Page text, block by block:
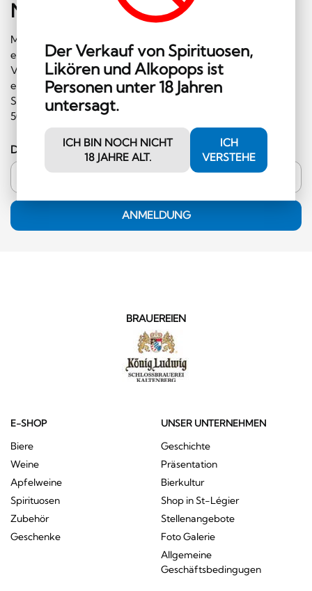
Der Verkauf von Spirituosen,
Likören und Alkopops ist
Personen unter 18 Jahren
untersagt.
ICH BIN NOCH NICHT
18 JAHRE ALT.
ICH
VERSTEHE
Newsletter abonnieren
Melden Sie sich gleich für unseren Newsletter an und
erhalten Sie regelmäßig Informationen über
Veranstaltungen und Sonderangebote. Ausserdem
erhalten Sie einen Gutschein im Wert von CHF 10.00, den
Sie im Shop einlösen können (Mindestbestellwert CHF
50.00 und ausserhalb der Kategorie Hochprozentiges)!
Deine E-Mail-Adresse
ANMELDUNG
BRAUEREIEN
E-SHOP
Biere
Weine
Apfelweine
Spirituosen
Zubehör
Geschenke
UNSER UNTERNEHMEN
Geschichte
Präsentation
Bierkultur
Shop in St-Légier
Stellenangebote
Foto Galerie
Allgemeine
Geschäftsbedingugen